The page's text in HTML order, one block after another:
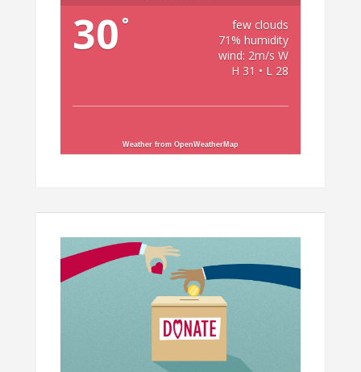
30 °
few clouds
71% humidity
wind: 2m/s W
H 31 • L 28
Weather from OpenWeatherMap